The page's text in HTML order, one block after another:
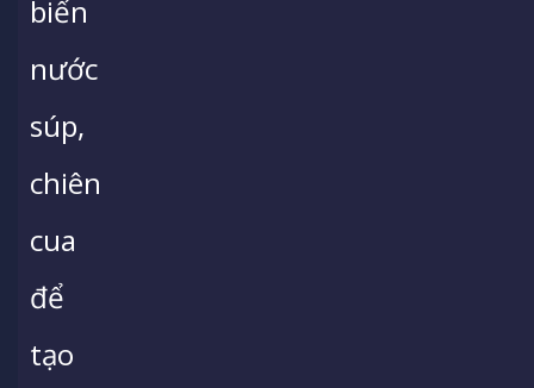
biến
nước
súp,
chiên
cua
để
tạo